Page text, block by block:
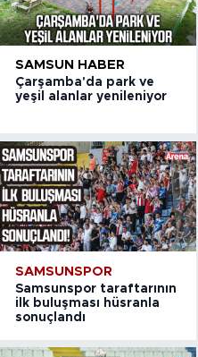
SAMSUN HABER
Çarşamba'da park ve
yeşil alanlar yenileniyor
SAMSUNSPOR
Samsunspor taraftarının
ilk buluşması hüsranla
sonuçlandı